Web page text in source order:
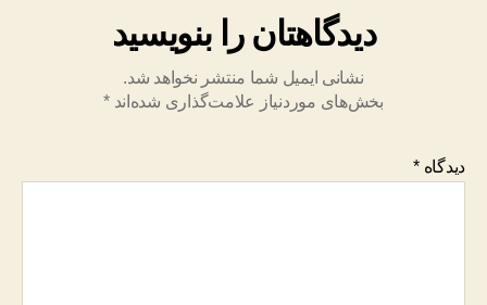
دیدگاهتان را بنویسید
نشانی ایمیل شما منتشر نخواهد شد.
بخش‌های موردنیاز علامت‌گذاری شده‌اند*
دیدگاه*